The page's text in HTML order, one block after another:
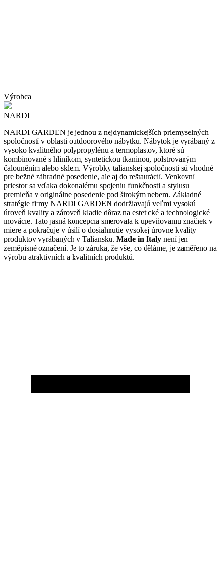
Výrobca
NARDI
NARDI GARDEN je jednou z nejdynamickejších priemyselných
spoločností v oblasti outdoorového nábytku. Nábytok je vyrábaný z
vysoko kvalitného polypropylénu a termoplastov, ktoré sú
kombinované s hliníkom, syntetickou tkaninou, polstrovaným
čalouněním alebo sklem. Výrobky talianskej spoločnosti sú vhodné
pre bežné záhradné posedenie, ale aj do reštaurácií. Venkovní
priestor sa vďaka dokonalému spojeniu funkčnosti a stylusu
premieňa v originálne posedenie pod širokým nebem. Základné
stratégie firmy NARDI GARDEN dodržiavajú veľmi vysokú
úroveň kvality a zároveň kladie dôraz na estetické a technologické
inovácie. Tato jasná koncepcia smerovala k upevňovaniu značiek v
miere a pokračuje v úsilí o dosiahnutie vysokej úrovne kvality
produktov vyrábaných v Taliansku. Made in Italy není jen
zeměpisné označení. Je to záruka, že vše, co děláme, je zaměřeno na
výrobu atraktivních a kvalitních produktů.